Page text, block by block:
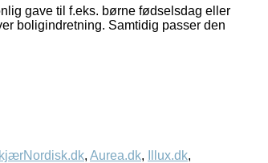
gave til f.eks. børne fødselsdag eller
boligindretning. Samtidig passer den
, Aurea.dk, Illux.dk,